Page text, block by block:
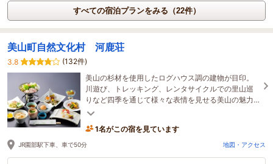
すべての宿泊プランをみる（22件）
美山町自然文化村 河鹿荘
3.8
(132件)
美山の杉材を使用したログハウス調の建物が目印。
川遊び、トレッキング、レンタサイクルでの里山巡
りなど四季を通じて様々な表情を見せる美山の魅力
をお楽しみください。京阪神より車で80～90分。
1名がこの宿を見ています
JR園部駅下車、車で50分 地図・アクセス